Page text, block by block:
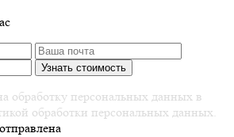
обработку персональных данных в
обработки персональных данных.